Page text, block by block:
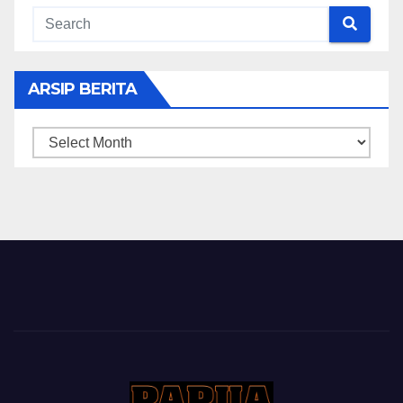
ARSIP BERITA
ARSIP